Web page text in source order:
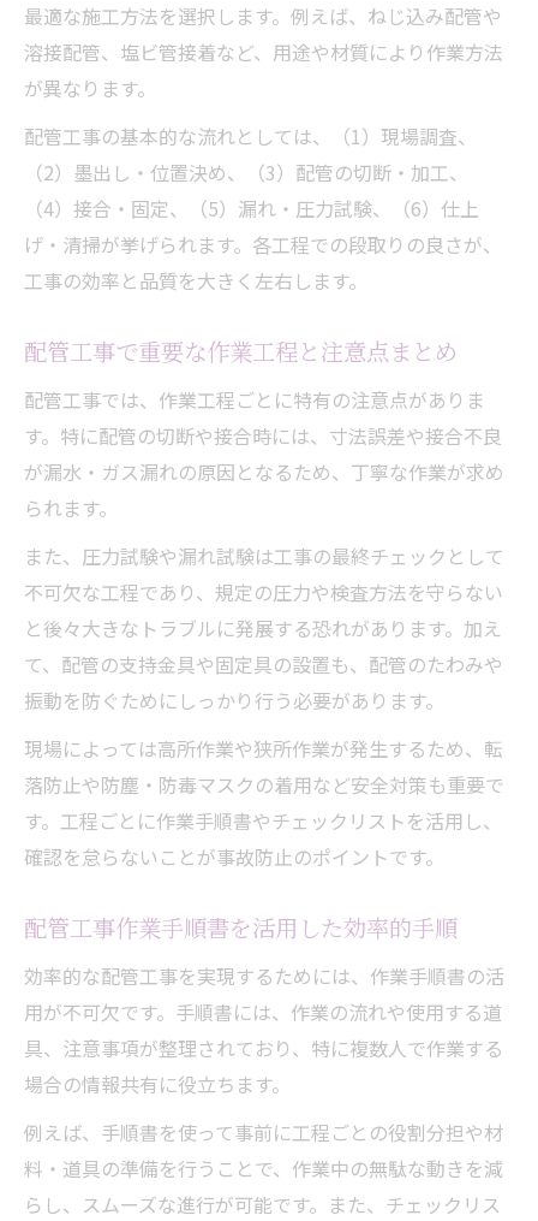
最適な施工方法を選択します。例えば、ねじ込み配管や
溶接配管、塩ビ管接着など、用途や材質により作業方法
が異なります。
配管工事の基本的な流れとしては、（1）現場調査、
（2）墨出し・位置決め、（3）配管の切断・加工、
（4）接合・固定、（5）漏れ・圧力試験、（6）仕上
げ・清掃が挙げられます。各工程での段取りの良さが、
工事の効率と品質を大きく左右します。
配管工事で重要な作業工程と注意点まとめ
配管工事では、作業工程ごとに特有の注意点がありま
す。特に配管の切断や接合時には、寸法誤差や接合不良
が漏水・ガス漏れの原因となるため、丁寧な作業が求め
られます。
また、圧力試験や漏れ試験は工事の最終チェックとして
不可欠な工程であり、規定の圧力や検査方法を守らない
と後々大きなトラブルに発展する恐れがあります。加え
て、配管の支持金具や固定具の設置も、配管のたわみや
振動を防ぐためにしっかり行う必要があります。
現場によっては高所作業や狭所作業が発生するため、転
落防止や防塵・防毒マスクの着用など安全対策も重要で
す。工程ごとに作業手順書やチェックリストを活用し、
確認を怠らないことが事故防止のポイントです。
配管工事作業手順書を活用した効率的手順
効率的な配管工事を実現するためには、作業手順書の活
用が不可欠です。手順書には、作業の流れや使用する道
具、注意事項が整理されており、特に複数人で作業する
場合の情報共有に役立ちます。
例えば、手順書を使って事前に工程ごとの役割分担や材
料・道具の準備を行うことで、作業中の無駄な動きを減
らし、スムーズな進行が可能です。また、チェックリス